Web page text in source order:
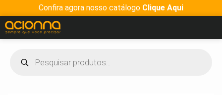
Confira agora nosso catálogo Clique Aqui